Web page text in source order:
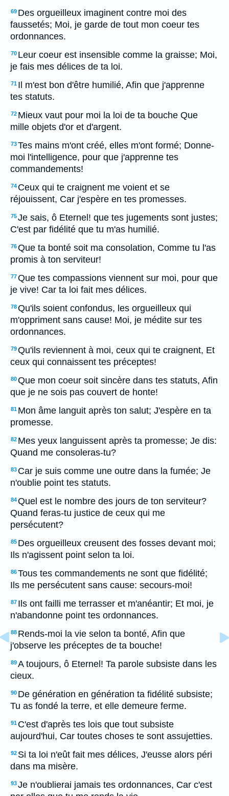
69 Des orgueilleux imaginent contre moi des
faussetés; Moi, je garde de tout mon coeur tes
ordonnances.
70 Leur coeur est insensible comme la graisse; Moi,
je fais mes délices de ta loi.
71 Il m'est bon d'être humilié, Afin que j'apprenne
tes statuts.
72 Mieux vaut pour moi la loi de ta bouche Que
mille objets d'or et d'argent.
73Tes mains m'ont créé, elles m'ont formé; Donne-
moi l'intelligence, pour que j'apprenne tes
commandements!
74 Ceux qui te craignent me voient et se
réjouissent, Car j'espère en tes promesses.
75Je sais, ô Eternel! que tes jugements sont justes;
C'est par fidélité que tu m'as humilié.
76Que ta bonté soit ma consolation, Comme tu l'as
promis à ton serviteur!
77Que tes compassions viennent sur moi, pour que
je vive! Car ta loi fait mes délices.
78Qu'ils soient confondus, les orgueilleux qui
m'oppriment sans cause! Moi, je médite sur tes
ordonnances.
79Qu'ils reviennent à moi, ceux qui te craignent, Et
ceux qui connaissent tes préceptes!
80Que mon coeur soit sincère dans tes statuts, Afin
que je ne sois pas couvert de honte!
81 Mon âme languit après ton salut; J'espère en ta
promesse.
82 Mes yeux languissent après ta promesse; Je dis:
Quand me consoleras-tu?
83 Car je suis comme une outre dans la fumée; Je
n'oublie point tes statuts.
84Quel est le nombre des jours de ton serviteur?
Quand feras-tu justice de ceux qui me
persécutent?
85 Des orgueilleux creusent des fosses devant moi;
Ils n'agissent point selon ta loi.
86Tous tes commandements ne sont que fidélité;
Ils me persécutent sans cause: secours-moi!
87 Ils ont failli me terrasser et m'anéantir; Et moi, je
n'abandonne point tes ordonnances.
88 Rends-moi la vie selon ta bonté, Afin que
j'observe les préceptes de ta bouche!
89A toujours, ô Eternel! Ta parole subsiste dans les
cieux.
90 De génération en génération ta fidélité subsiste;
Tu as fondé la terre, et elle demeure ferme.
91 C'est d'après tes lois que tout subsiste
aujourd'hui, Car toutes choses te sont assujetties.
92 Si ta loi n'eût fait mes délices, J'eusse alors péri
dans ma misère.
93Je n'oublierai jamais tes ordonnances, Car c'est